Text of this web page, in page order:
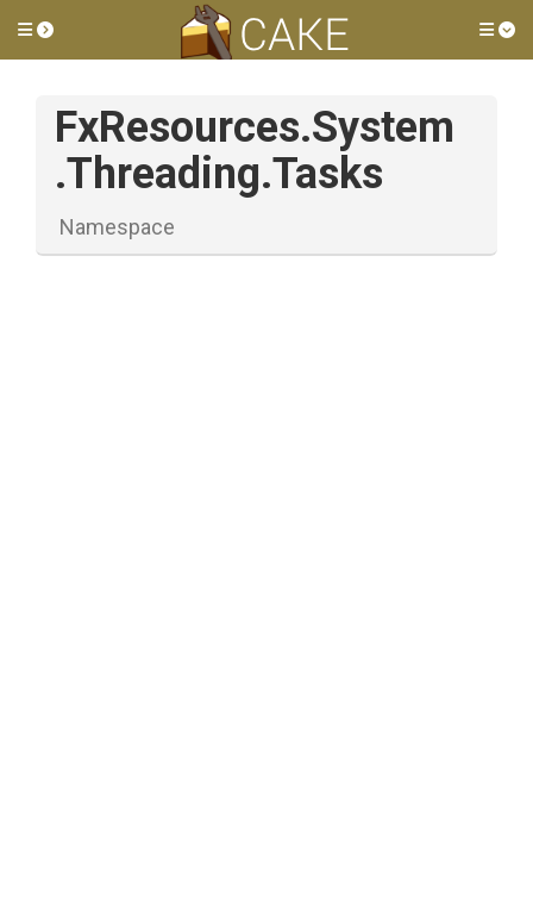
Toggle side menu
FxResources.System
.Threading.Tasks
Namespace